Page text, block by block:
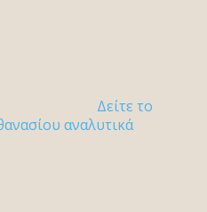
Δείτε το
αναλυτικά